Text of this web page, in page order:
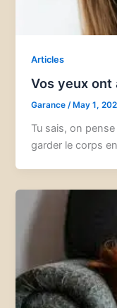
Articles
Vos yeux ont
Garance/ May 1,
Tu sais, on
garder le corps